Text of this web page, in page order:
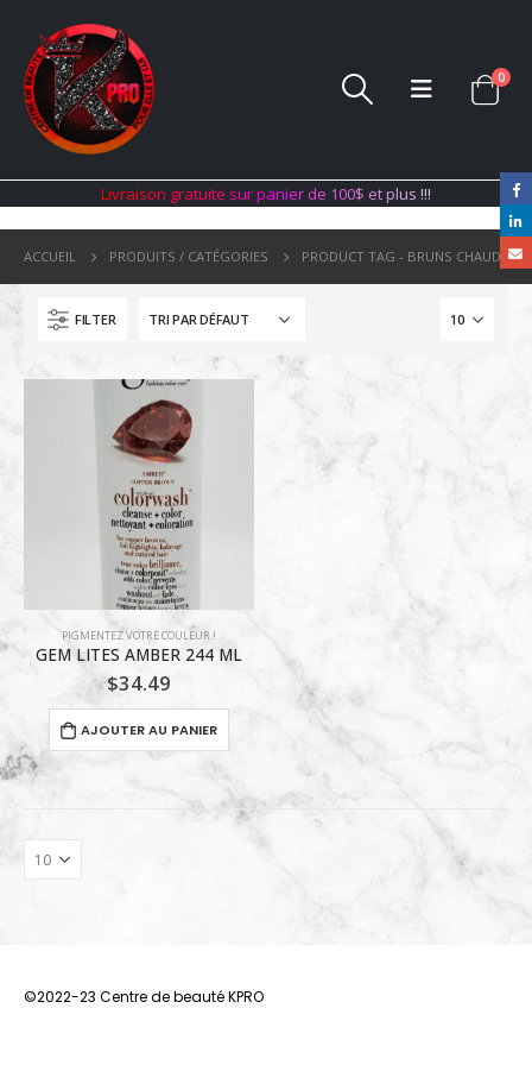
0
Livraison gratuite surpanier de 100$ etplus !!!
ACCUEIL PRODUITS / CATÉGORIES PRODUCT TAG - BRUNS CHAUD
FILTER
PIGMENTEZ VOTRE COULEUR !
GEM LITES AMBER 244 ML
$34.49
AJOUTER AU PANIER
©2022-23 Centre de beauté KPRO